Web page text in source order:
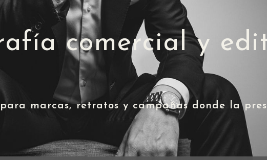
comercial y
para marcas, retratos y campañas donde la